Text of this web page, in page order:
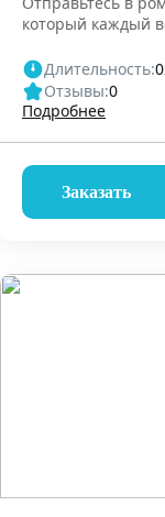
который каждый
Длительность:
Отзывы:0
Подробнее
Заказать